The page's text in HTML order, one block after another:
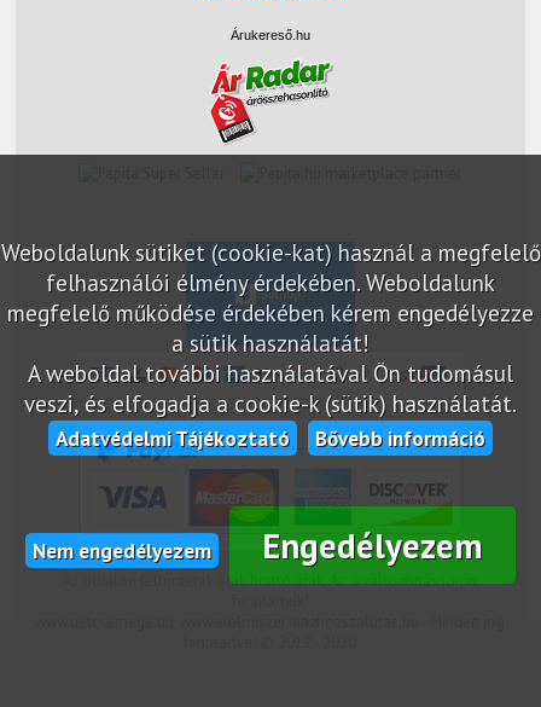
Weboldalunk sütiket (cookie-kat) használ a megfelelő
felhasználói élmény érdekében. Weboldalunk
megfelelő működése érdekében kérem engedélyezze
a sütik használatát!
A weboldal további használatával Ön tudomásul
veszi, és elfogadja a cookie-k (sütik) használatát.
Adatvédelmi Tájékoztató Bővebb információ
Nem engedélyezem Engedélyezem
Árukereső.hu
Az oldalon feltüntetek árak bruttó árak. Az árváltoztatás jogát